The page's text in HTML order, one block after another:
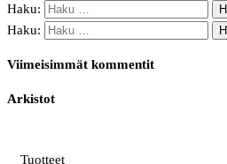
Haku:
Haku:
Viimeisimmät kommentit
Arkistot
Tuotteet